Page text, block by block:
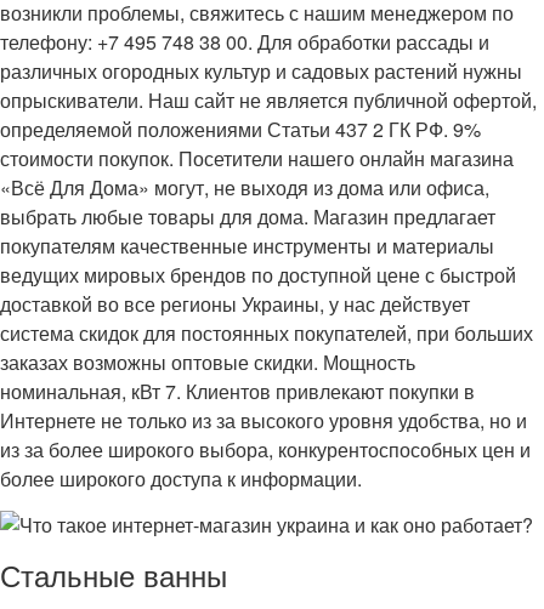
возникли проблемы, свяжитесь с нашим менеджером по
телефону: +7 495 748 38 00. Для обработки рассады и
различных огородных культур и садовых растений нужны
опрыскиватели. Наш сайт не является публичной офертой,
определяемой положениями Статьи 437 2 ГК РФ. 9%
стоимости покупок. Посетители нашего онлайн магазина
«Всё Для Дома» могут, не выходя из дома или офиса,
выбрать любые товары для дома. Магазин предлагает
покупателям качественные инструменты и материалы
ведущих мировых брендов по доступной цене с быстрой
доставкой во все регионы Украины, у нас действует
система скидок для постоянных покупателей, при больших
заказах возможны оптовые скидки. Мощность
номинальная, кВт 7. Клиентов привлекают покупки в
Интернете не только из за высокого уровня удобства, но и
из за более широкого выбора, конкурентоспособных цен и
более широкого доступа к информации.
Стальные ванны